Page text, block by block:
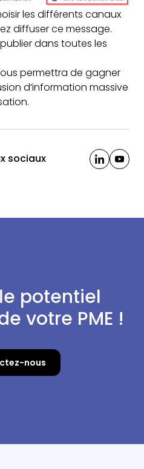
les différents canaux
diffuser ce message.
dans toutes les
permettra de gagner
d’information massive
sociaux
potentiel
votre PME !
nous